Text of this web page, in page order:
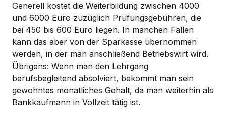
Generell kostet die Weiterbildung zwischen 4000
und 6000 Euro zuzüglich Prüfungsgebühren, die
bei 450 bis 600 Euro liegen. In manchen Fällen
kann das aber von der Sparkasse übernommen
werden, in der man anschließend Betriebswirt wird.
Übrigens: Wenn man den Lehrgang
berufsbegleitend absolviert, bekommt man sein
gewohntes monatliches Gehalt, da man weiterhin als
Bankkaufmann in Vollzeit tätig ist.